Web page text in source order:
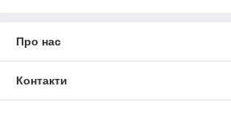
Про нас
Контакти